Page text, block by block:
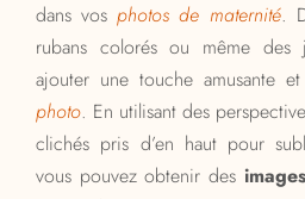
dans vosphotos de maternité.
rubans colorés ou même des
ajouter une touche amusante
photo. En utilisant des
clichés pris d’en haut pour
vous pouvez obtenir des images